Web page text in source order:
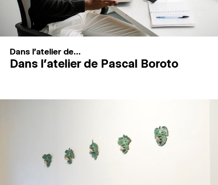
Connexion
↓
Dans l'atelier de...
Dans l’atelier de Pascal Boroto